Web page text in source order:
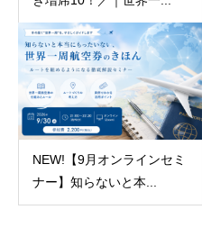
NEW!【9月オンラインセミ
ナー】知らないと本...